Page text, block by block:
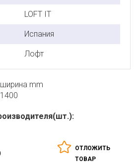
LOFT IT
Испания
Лофт
ширина mm
1400
ОТЛОЖИТЬ
ТОВАР